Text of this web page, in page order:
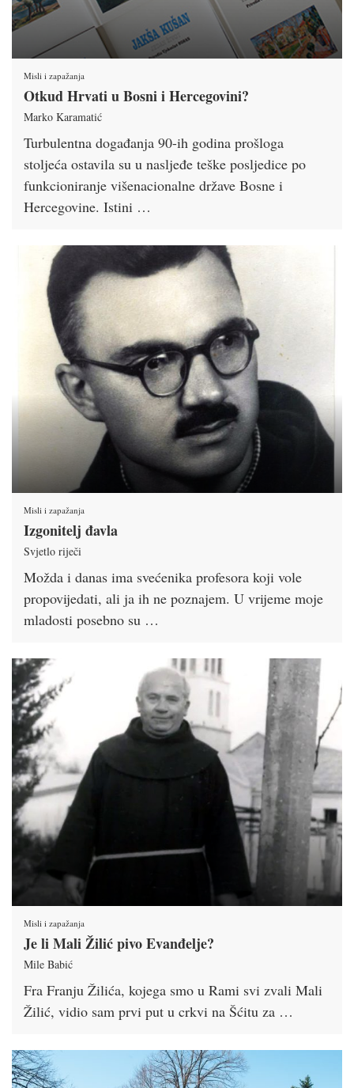
Misli i zapažanja
Otkud Hrvati u Bosni i Hercegovini?
Marko Karamatić
Turbulentna događanja 90-ih godina prošloga
stoljeća ostavila su u nasljeđe teške posljedice po
funkcioniranje višenacionalne države Bosne i
Hercegovine. Istini …
Misli i zapažanja
Izgonitelj đavla
Svjetlo riječi
Možda i danas ima svećenika profesora koji vole
propovijedati, ali ja ih ne poznajem. U vrijeme moje
mladosti posebno su …
Misli i zapažanja
Je li Mali Žilić pivo Evanđelje?
Mile Babić
Fra Franju Žilića, kojega smo u Rami svi zvali Mali
Žilić, vidio sam prvi put u crkvi na Šćitu za …